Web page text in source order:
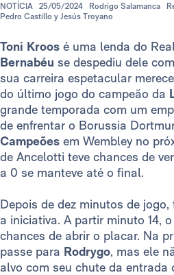
NOTÍCIA 25/05/2024 Rodrigo Salamanca
Pedro Castillo y Jesús Troyano
Toni Kroos é uma lenda do
Bernabéu se despediu dele
sua carreira espetacular
do último jogo do campeão da
grande temporada com um
de enfrentar o Borussia
Campeões em Wembley no
de Ancelotti teve chances de
a 0 se manteve até o final.
Depois de dez minutos de jogo,
a iniciativa. A partir minuto 14,
chances de abrir o placar. Na
passe para Rodrygo, mas ele
alvo com seu chute da entrada